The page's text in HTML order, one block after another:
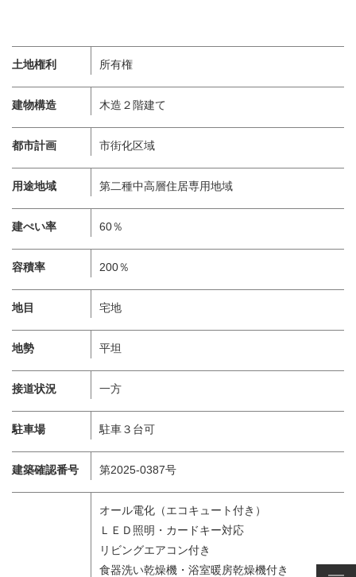
土地権利 所有権
建物構造 木造２階建て
都市計画 市街化区域
用途地域 第二種中高層住居専用地域
建ぺい率 60％
容積率 200％
地目 宅地
地勢 平坦
接道状況 一方
駐車場 駐車３台可
建築確認番号 第2025-0387号
オール電化（エコキュート付き）
ＬＥＤ照明・カードキー対応
リビングエアコン付き
食器洗い乾燥機・浴室暖房乾燥機付き